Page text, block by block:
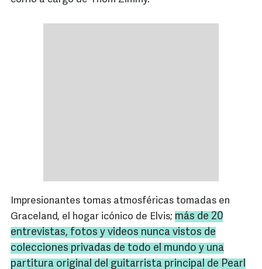
Impresionantes tomas atmosféricas tomadas en
Graceland, el hogar icónico de Elvis; más de 20
entrevistas, fotos y videos nunca vistos de
colecciones privadas de todo el mundo y una
partitura original del guitarrista principal de Pearl